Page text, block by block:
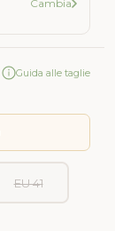
Cambia
Guida alle taglie
EU 41